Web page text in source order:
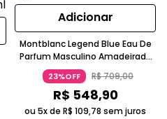
Adicionar
Montblanc Legend Blue Eau De
Parfum Masculino Amadeirado
Aromático Frasco Azul 50ml
Montblanc
23%OFF R$709,00
R$ 548,90
ou 5x de R$ 109,78 sem juros